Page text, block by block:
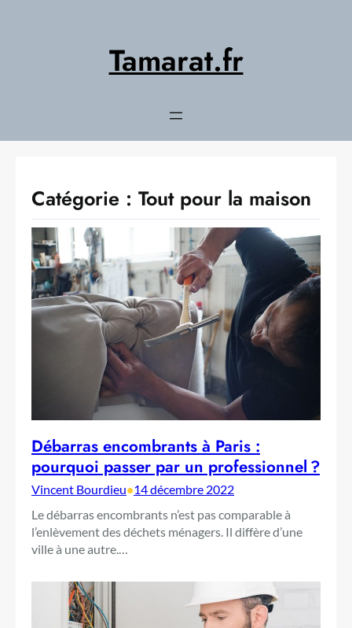
Tamarat.fr
Catégorie : Tout pour la maison
Débarras encombrants à Paris :
pourquoi passer par un professionnel ?
Vincent Bourdieu•14 décembre 2022
Le débarras encombrants n’est pas comparable à
l’enlèvement des déchets ménagers. Il diffère d’une
ville à une autre.…